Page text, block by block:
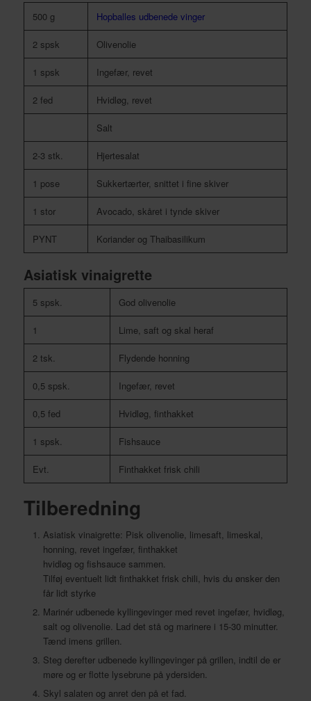
500 g Hopballes udbenede vinger
2 spsk Olivenolie
1 spsk Ingefær, revet
2 fed Hvidløg, revet
Salt
2-3 stk. Hjertesalat
1 pose Sukkertærter, snittet i fine skiver
1 stor Avocado, skåret i tynde skiver
PYNT Koriander og Thaibasilikum
Asiatisk vinaigrette
5 spsk. God olivenolie
1 Lime, saft og skal heraf
2 tsk. Flydende honning
0,5 spsk. Ingefær, revet
0,5 fed Hvidløg, finthakket
1 spsk. Fishsauce
Evt. Finthakket frisk chili
Tilberedning
Asiatisk vinaigrette: Pisk olivenolie, limesaft, limeskal,
honning, revet ingefær, finthakket
hvidløg og fishsauce sammen.
Tilføj eventuelt lidt finthakket frisk chili, hvis du ønsker den
får lidt styrke
Marinér udbenede kyllingevinger med revet ingefær, hvidløg,
salt og olivenolie. Lad det stå og marinere i 15-30 minutter.
Tænd imens grillen.
Steg derefter udbenede kyllingevinger på grillen, indtil de er
møre og er flotte lysebrune på ydersiden.
Skyl salaten og anret den på et fad.